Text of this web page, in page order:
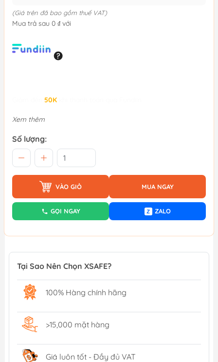
(Giá trên đã bao gồm thuế VAT)
Mua trả sau 0 ₫ với
50K
Xem thêm
Số lượng:
VÀO GIỎ MUA NGAY
GỌI NGAY Z ZALO
Tại Sao Nên Chọn XSAFE?
100% Hàng chính hãng
>15,000 mặt hàng
Giá luôn tốt - Đầy đủ VAT